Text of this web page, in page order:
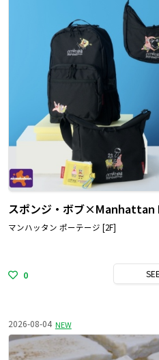
マンハッタン ポーテージ [2F]
0 SEE
2026-08-04 NEW